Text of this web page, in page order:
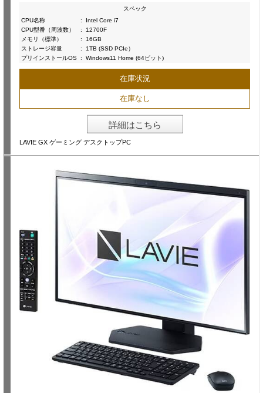
スペック
CPU名称
:
Intel Core i7
CPU型番（周波数）
:
12700F
メモリ（標準）
:
16GB
ストレージ容量
:
1TB (SSD PCIe）
プリインストールOS : Windows11 Home (64ビット)
在庫状況
在庫なし
詳細はこちら
LAVIE GX ゲーミング デスクトップPC